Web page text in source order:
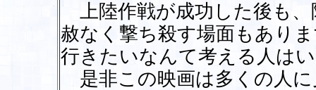
上陸作戦が成功した後も、
赦なく撃ち殺す場面もあり
行きたいなんて考える人は
是非この映画は多くの人